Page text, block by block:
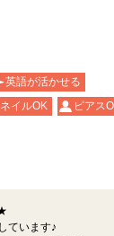
英語が活かせる
ネイルOK
ピアス
ています♪